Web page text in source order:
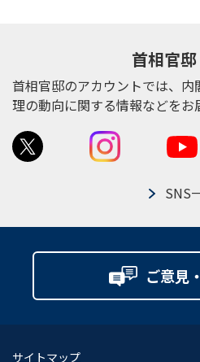
首相官邸
首相官邸のアカウントでは、
理の動向に関する情報などをお
SNS
ご意見
サイトマップ